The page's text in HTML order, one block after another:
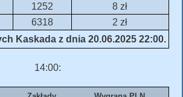
1252
8 zł
6318
2 zł
Kaskada z dnia 20.06.2025 22:00.
14:00: